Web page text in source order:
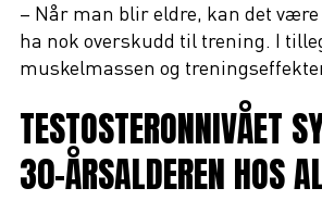
– Når man blir eldre, kan det være
ha nok overskudd til trening. I
muskelmassen og
TESTOSTERONNIVÅET
30-ÅRSALDEREN HOS